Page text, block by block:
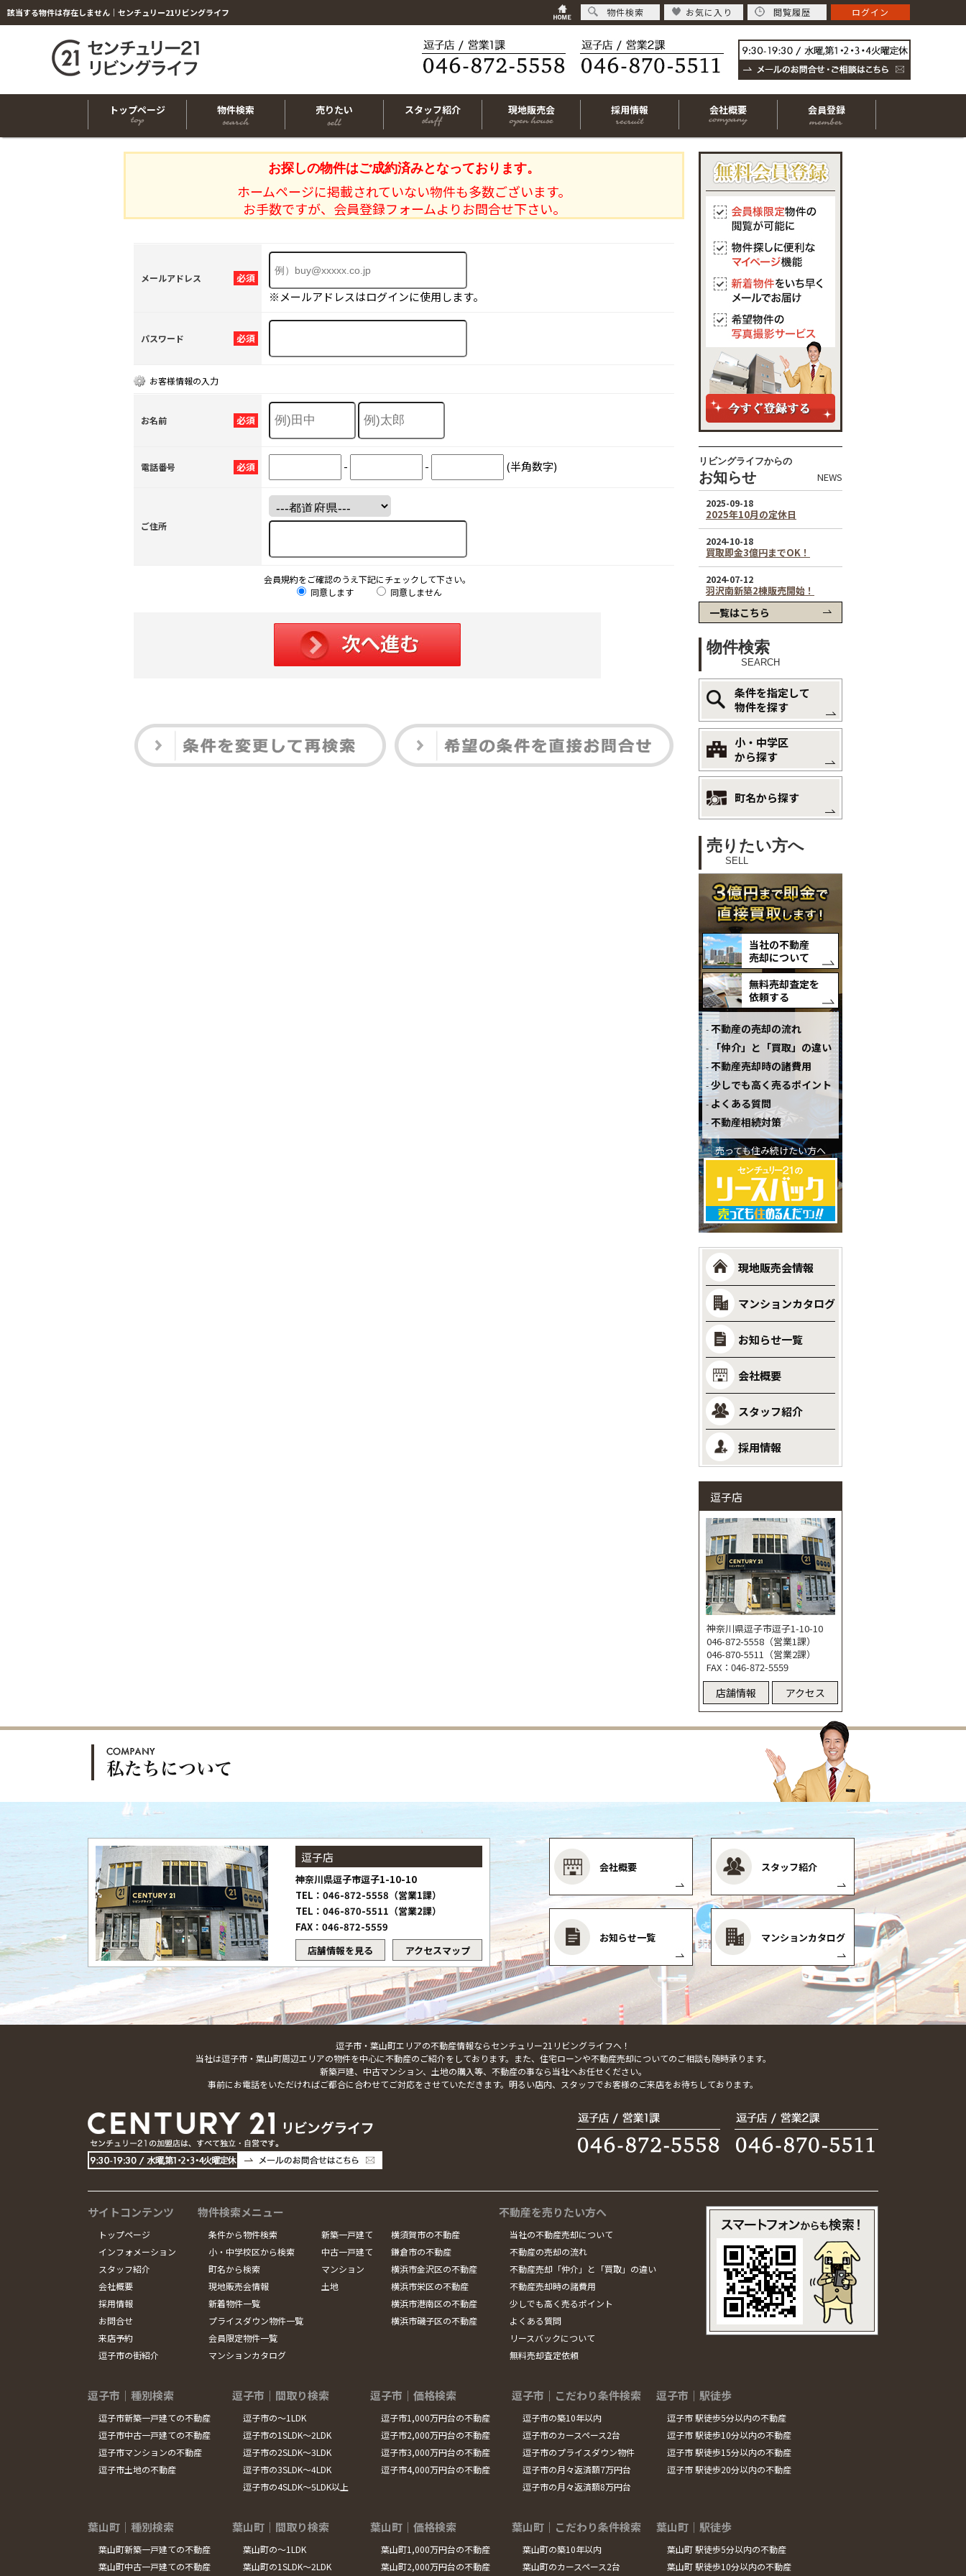
該当する物件は存在しません｜センチュリー21リビングライフ
トップページ 物件検索 売りたい スタッフ紹介 現地販売会 採用情報 会社概要 会員登録
お探しの物件はご成約済みとなっております。
ホームページに掲載されていない物件も多数ございます。
お手数ですが、会員登録フォームよりお問合せ下さい。
必須
メールアドレス
※メールアドレスはログインに使用します。
必須
パスワード
お客様情報の入力
必須
お名前
必須
電話番号 - - (半角数字)
ご住所
会員規約をご確認のうえ下記にチェックして下さい。
同意します
同意しません
リビングライフからの
お知らせ NEWS
一覧はこちら
物件検索
SEARCH
条件を指定して
物件を探す
小・中学区
から探す
町名から探す
売りたい方へ
SELL
当社の不動産
売却について
無料売却査定を
依頼する
不動産の売却の流れ
「仲介」と「買取」の違い
不動産売却時の諸費用
少しでも高く売るポイント
よくある質問
不動産相続対策
売っても住み続けたい方へ
現地販売会情報
マンションカタログ
お知らせ一覧
会社概要
スタッフ紹介
採用情報
逗子店
神奈川県逗子市逗子1-10-10
046-872-5558（営業1課）
046-870-5511（営業2課）
FAX：046-872-5559
店舗情報 アクセス
逗子店
神奈川県逗子市逗子1-10-10
TEL：046-872-5558（営業1課）
TEL：046-870-5511（営業2課）
FAX：046-872-5559
店舗情報を見る
アクセスマップ
会社概要 スタッフ紹介
お知らせ一覧 マンションカタログ
逗子市・葉山町エリアの不動産情報ならセンチュリー21リビングライフへ！
当社は逗子市・葉山町周辺エリアの物件を中心に不動産のご紹介をしております。また、住宅ローンや不動産売却についてのご相談も随時承ります。
新築戸建、中古マンション、土地の購入等、不動産の事なら当社へお任せください。
事前にお電話をいただければご都合に合わせてご対応をさせていただきます。明るい店内、スタッフでお客様のご来店をお待ちしております。
サイトコンテンツ
トップページ
インフォメーション
スタッフ紹介
会社概要
採用情報
お問合せ
来店予約
逗子市の街紹介
物件検索メニュー
条件から物件検索
小・中学校区から検索
町名から検索
現地販売会情報
新着物件一覧
プライスダウン物件一覧
会員限定物件一覧
マンションカタログ
新築一戸建て
中古一戸建て
マンション
土地
横須賀市の不動産
鎌倉市の不動産
横浜市金沢区の不動産
横浜市栄区の不動産
横浜市港南区の不動産
横浜市磯子区の不動産
不動産を売りたい方へ
当社の不動産売却について
不動産の売却の流れ
不動産売却「仲介」と「買取」の違い
不動産売却時の諸費用
少しでも高く売るポイント
よくある質問
リースバックについて
無料売却査定依頼
逗子市｜種別検索
逗子市新築一戸建ての不動産
逗子市中古一戸建ての不動産
逗子市マンションの不動産
逗子市土地の不動産
逗子市｜間取り検索
逗子市の～1LDK
逗子市の1SLDK～2LDK
逗子市の2SLDK～3LDK
逗子市の3SLDK～4LDK
逗子市の4SLDK～5LDK以上
逗子市｜価格検索
逗子市1,000万円台の不動産
逗子市2,000万円台の不動産
逗子市3,000万円台の不動産
逗子市4,000万円台の不動産
逗子市｜こだわり条件検索
逗子市の築10年以内
逗子市のカースペース2台
逗子市のプライスダウン物件
逗子市の月々返済額7万円台
逗子市の月々返済額8万円台
逗子市｜駅徒歩
逗子市 駅徒歩5分以内の不動産
逗子市 駅徒歩10分以内の不動産
逗子市 駅徒歩15分以内の不動産
逗子市 駅徒歩20分以内の不動産
葉山町｜種別検索
葉山町新築一戸建ての不動産
葉山町中古一戸建ての不動産
葉山町｜間取り検索
葉山町の～1LDK
葉山町の1SLDK～2LDK
葉山町｜価格検索
葉山町1,000万円台の不動産
葉山町2,000万円台の不動産
葉山町｜こだわり条件検索
葉山町の築10年以内
葉山町のカースペース2台
葉山町｜駅徒歩
葉山町 駅徒歩5分以内の不動産
葉山町 駅徒歩10分以内の不動産
物件検索 お気に入り 閲覧履歴 ログイン